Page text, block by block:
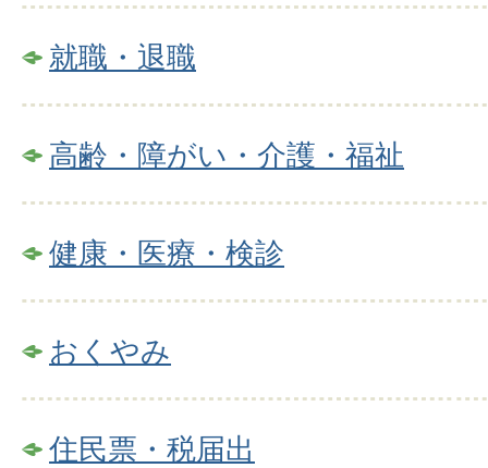
就職・退職
高齢・障がい・介護・福祉
健康・医療・検診
おくやみ
住民票・税届出